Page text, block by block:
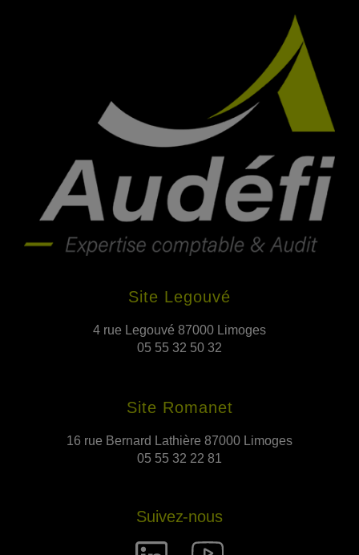
Site Legouvé
4 rue Legouvé 87000 Limoges
05 55 32 50 32
Site Romanet
16 rue Bernard Lathière 87000 Limoges
05 55 32 22 81
Suivez-nous